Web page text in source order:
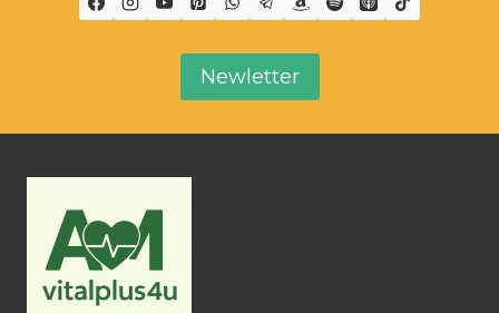
Newletter